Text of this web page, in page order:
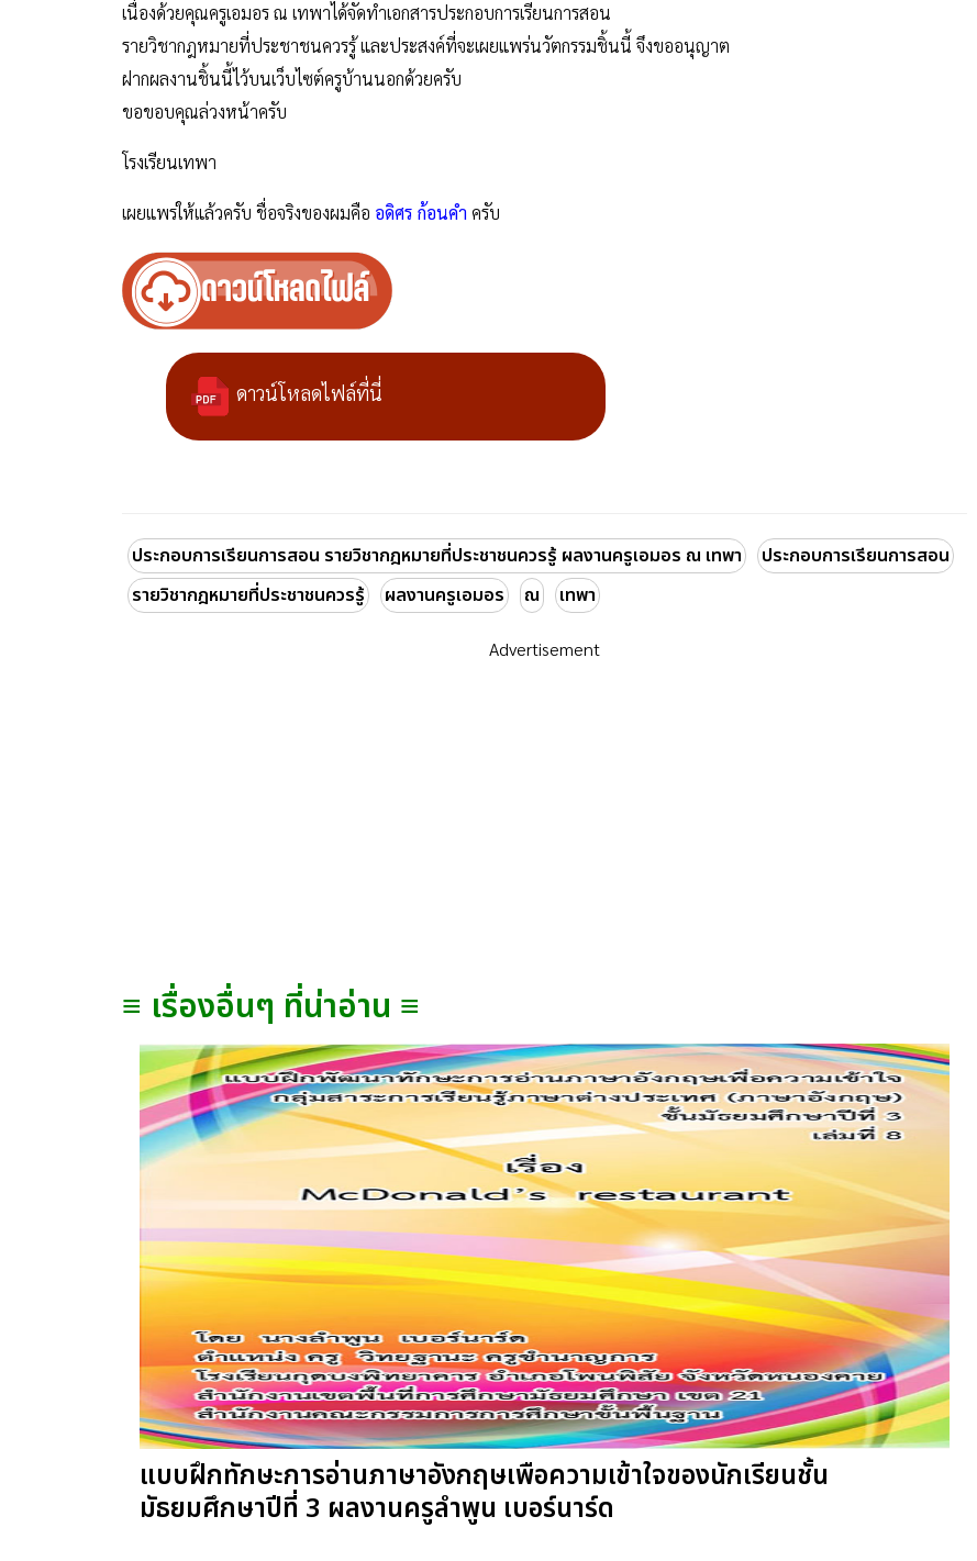
เนื่องด้วยคุณครูเอมอร ณ เทพาได้จัดทำเอกสารประกอบการเรียนการสอน
รายวิชากฎหมายที่ประชาชนควรรู้ และประสงค์ที่จะเผยแพร่นวัตกรรมชิ้นนี้ จึงขออนุญาต
ฝากผลงานชิ้นนี้ไว้บนเว็บไซต์ครูบ้านนอกด้วยครับ
ขอขอบคุณล่วงหน้าครับ
โรงเรียนเทพา
เผยแพร่ให้แล้วครับ ชื่อจริงของผมคือ อดิศร ก้อนคำ ครับ
ดาวน์โหลดไฟล์ที่นี่
ประกอบการเรียนการสอน รายวิชากฎหมายที่ประชาชนควรรู้ ผลงานครูเอมอร ณ เทพา
ประกอบการเรียนการสอน
รายวิชากฎหมายที่ประชาชนควรรู้
ผลงานครูเอมอร ณ เทพา
Advertisement
≡ เรื่องอื่นๆ ที่น่าอ่าน ≡
แบบฝึกทักษะการอ่านภาษาอังกฤษเพือความเข้าใจของนักเรียนชั้น
มัธยมศึกษาปีที่ 3 ผลงานครูลำพูน เบอร์นาร์ด